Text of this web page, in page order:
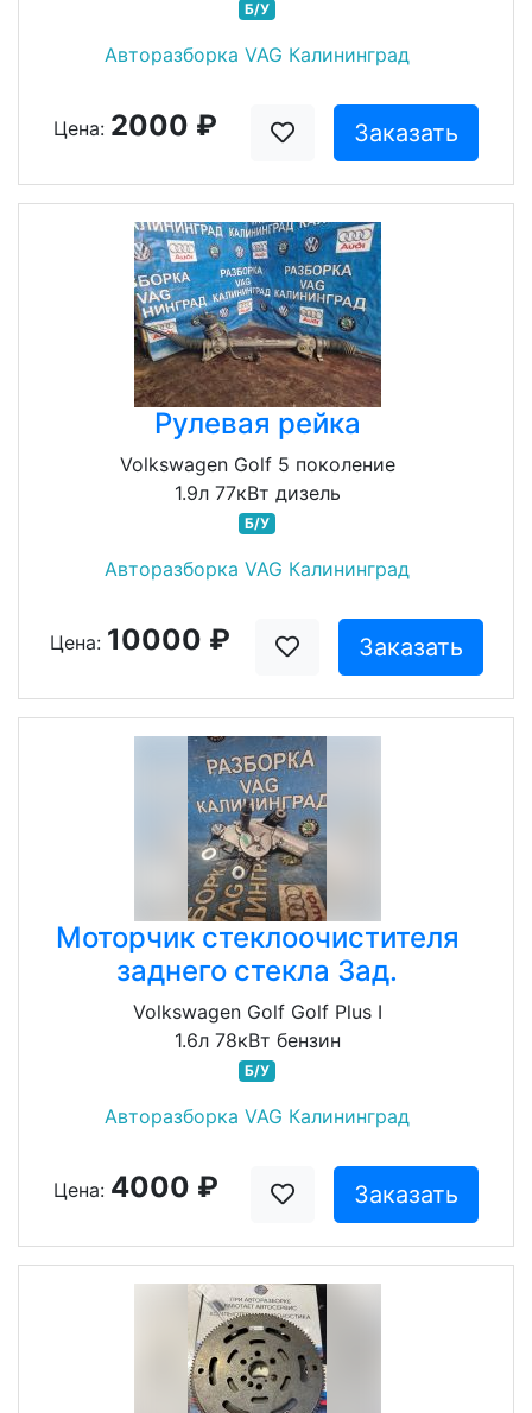
Б/У
Авторазборка VAG Калининград
Цена: 2000 ₽ Заказать
Рулевая рейка
Volkswagen Golf 5 поколение
1.9л 77кВт дизель
Б/У
Авторазборка VAG Калининград
Цена: 10000 ₽ Заказать
Моторчик стеклоочистителя
заднего стекла Зад.
Volkswagen Golf Golf Plus I
1.6л 78кВт бензин
Б/У
Авторазборка VAG Калининград
Цена: 4000 ₽ Заказать